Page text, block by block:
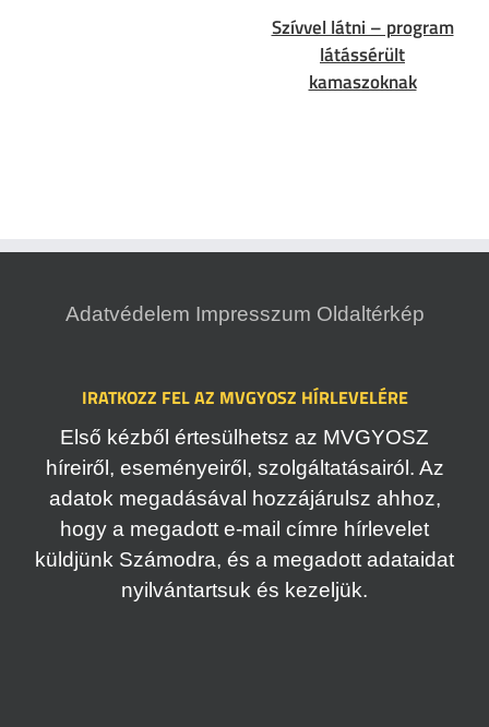
Szívvel látni – program
látássérült
kamaszoknak
Adatvédelem Impresszum Oldaltérkép
IRATKOZZ FEL AZ MVGYOSZ HÍRLEVELÉRE
Első kézből értesülhetsz az MVGYOSZ
híreiről, eseményeiről, szolgáltatásairól. Az
adatok megadásával hozzájárulsz ahhoz,
hogy a megadott e-mail címre hírlevelet
küldjünk Számodra, és a megadott adataidat
nyilvántartsuk és kezeljük.